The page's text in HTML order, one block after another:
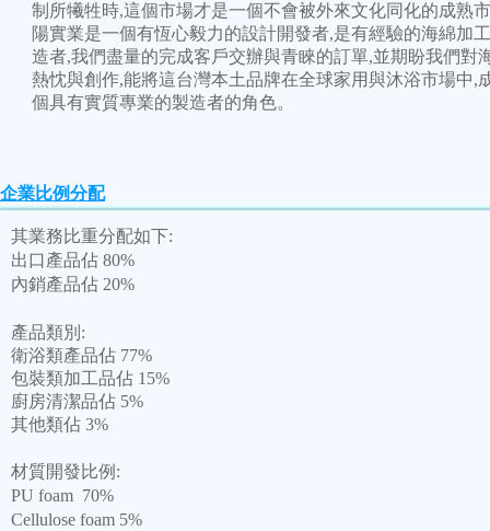
制所犧牲時,這個市場才是一個不會被外來文化同化的成熟
陽實業是一個有恆心毅力的設計開發者,是有經驗的海綿加
造者,我們盡量的完成客戶交辦與青睞的訂單,並期盼我們對
熱忱與創作,能將這台灣本土品牌在全球家用與沐浴市場中,
個具有實質專業的製造者的角色。
企業比例分配
其業務比重分配如下:
出口產品佔 80%
內銷產品佔 20%
產品類別:
衛浴類產品佔 77%
包裝類加工品佔 15%
廚房清潔品佔 5%
其他類佔 3%
材質開發比例:
PU foam 70%
Cellulose foam 5%